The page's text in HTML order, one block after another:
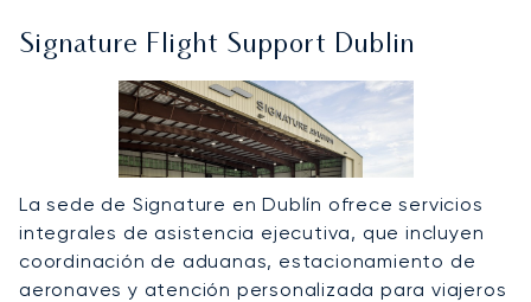
Signature Flight Support Dublin
La sede de Signature en Dublín ofrece servicios
integrales de asistencia ejecutiva, que incluyen
coordinación de aduanas, estacionamiento de
aeronaves y atención personalizada para viajeros